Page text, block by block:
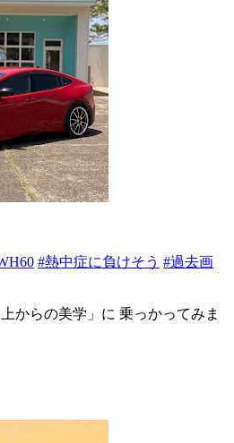
#熱中症に負けそう #過去画
からの美学」に 乗っかってみま